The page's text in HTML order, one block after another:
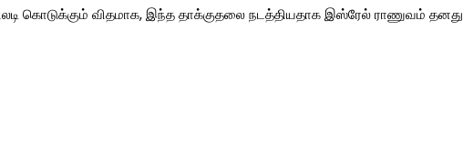
கொடுக்கும் விதமாக, இந்த தாக்குதலை நடத்தியதாக இஸ்ரேல் ராணுவம் தனது